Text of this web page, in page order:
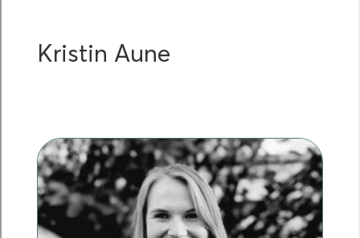
MÅLGRUPPE Voksne
Sorg, Søvnproblemer,
Overgrep, Smerte,
Samlivsutfordringer